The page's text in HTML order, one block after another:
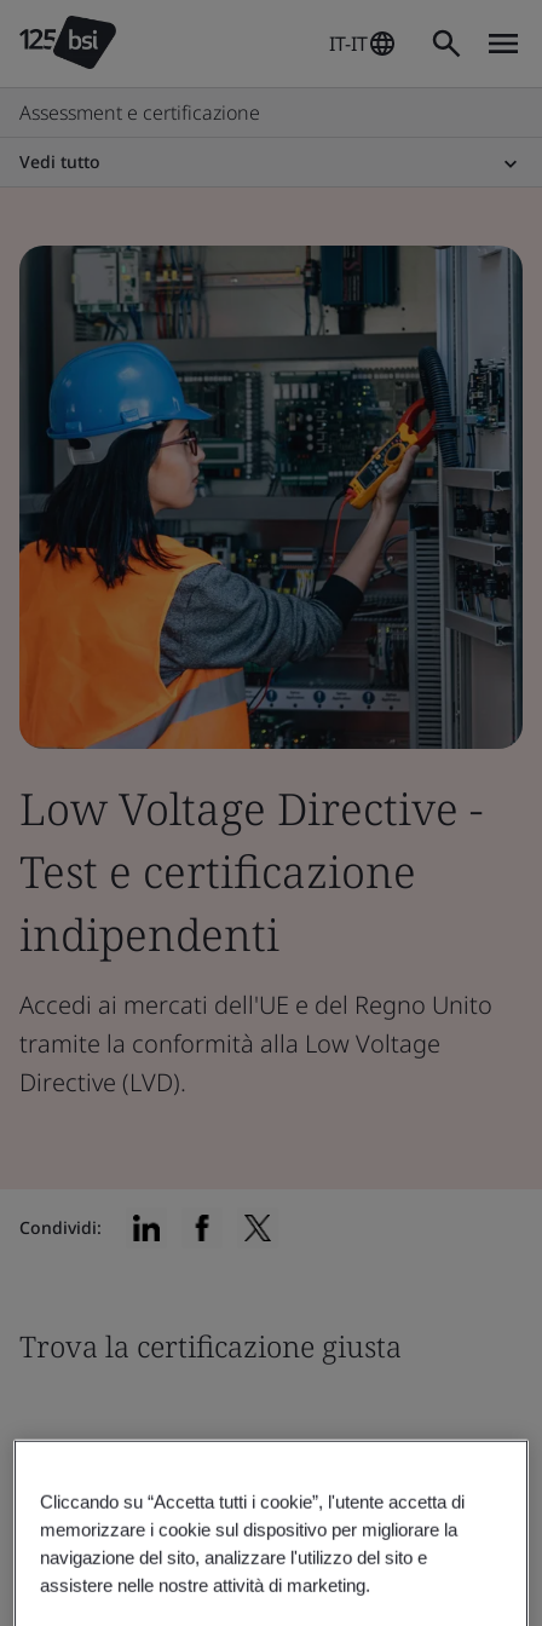
IT-IT
Assessment e certificazione
Vedi tutto
Low Voltage Directive -
Test e certificazione
indipendenti
Accedi ai mercati dell'UE e del Regno Unito
tramite la conformità alla Low Voltage
Directive (LVD).
Condividi:
Trova la certificazione giusta
Filtra per:
Cliccando su “Accetta tutti i cookie”, l'utente accetta di
memorizzare i cookie sul dispositivo per migliorare la
navigazione del sito, analizzare l'utilizzo del sito e
assistere nelle nostre attività di marketing.